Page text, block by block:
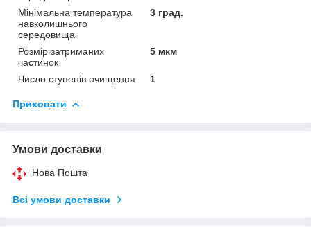
Мінімальна температура
навколишнього
середовища
3 град.
Розмір затриманих
частинок
5 мкм
Число ступенів очищення 1
Приховати
Умови доставки
Нова Пошта
Всі умови доставки